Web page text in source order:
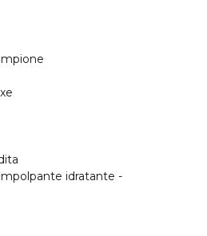
idratante -